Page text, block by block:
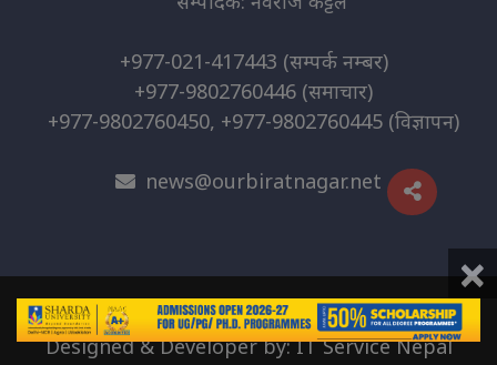
+977-021-417443 (सम्पर्क नम्बर)
+977-9802760446 (समाचार)
+977-9802760450, +977-9802760445 (विज्ञापन)
news@ourbiratnagar.net
© 2026 | O.B. Media Pvt. Ltd
Designed & Developer by:IT Service Nepal
×